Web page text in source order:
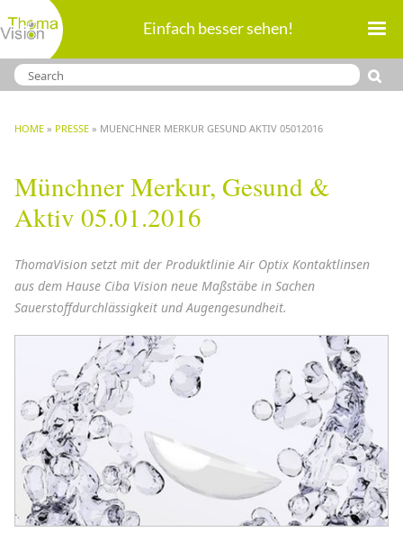
Direkt
zum
Inhalt
Einfach besser sehen!
BREADCRUMB
HOME PRESSE MUENCHNER MERKUR GESUND AKTIV 05012016
Münchner Merkur, Gesund &
Aktiv 05.01.2016
ThomaVision setzt mit der Produktlinie Air Optix Kontaktlinsen
aus dem Hause Ciba Vision neue Maßstäbe in Sachen
Sauerstoffdurchlässigkeit und Augengesundheit.